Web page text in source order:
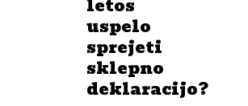
letos
uspelo
sprejeti
sklepno
deklaracijo?